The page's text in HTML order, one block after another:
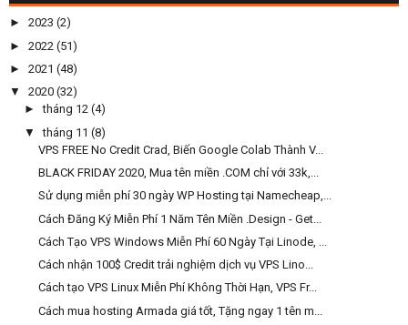
► 2023 (2)
► 2022 (51)
► 2021 (48)
▼
2020 (32)
►tháng 12 (4)
▼
tháng 11 (8)
VPS FREE No Credit Crad, Biến Google Colab Thành V...
BLACK FRIDAY 2020, Mua tên miền .COM chỉ với 33k,...
Sử dụng miễn phí 30 ngày WP Hosting tại Namecheap,...
Cách Đăng Ký Miễn Phí 1 Năm Tên Miền .Design - Get...
Cách Tạo VPS Windows Miễn Phí 60 Ngày Tại Linode, ...
Cách nhận 100$ Credit trải nghiệm dịch vụ VPS Lino...
Cách tạo VPS Linux Miễn Phí Không Thời Hạn, VPS Fr...
Cách mua hosting Armada giá tốt, Tặng ngay 1 tên m...